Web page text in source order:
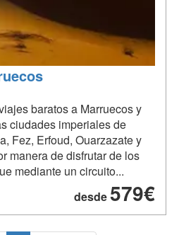
baratos a Marruecos y
ciudades imperiales de
Fez, Erfoud, Ouarzazate y
manera de disfrutar de los
mediante un circuito...
desde579€